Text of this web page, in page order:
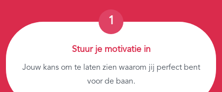
Stuur je motivatie in
Jouw kans om te laten zien waarom jij perfect bent
voor de baan.